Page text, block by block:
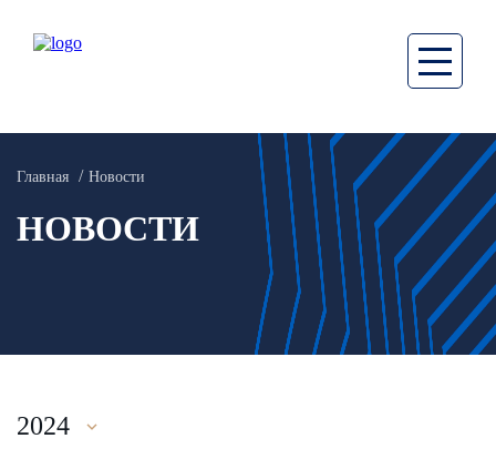
Главная Новости
НОВОСТИ
2024